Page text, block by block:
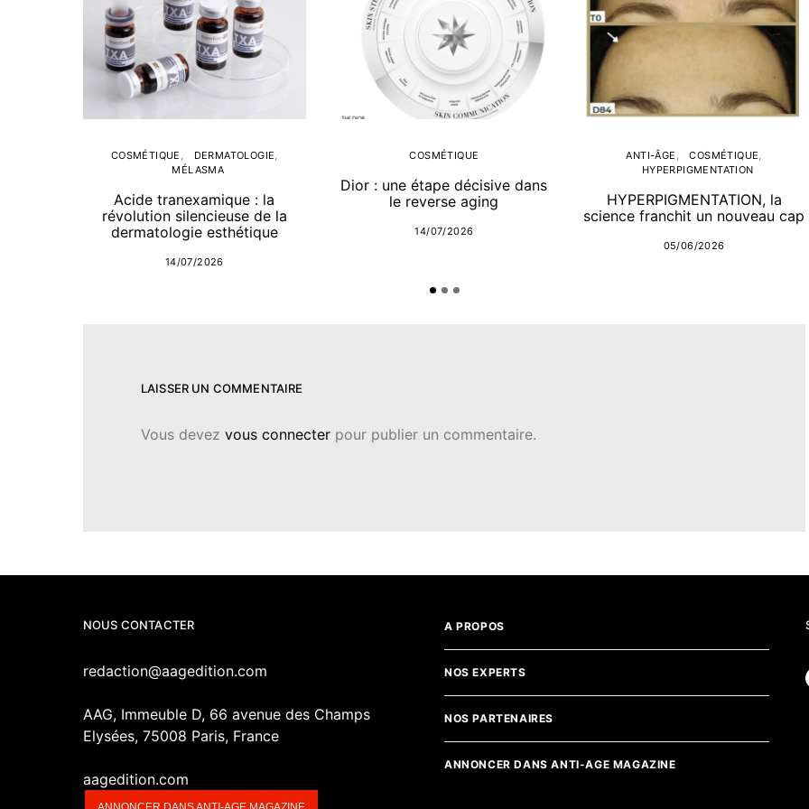
COSMÉTIQUE
DERMATOLOGIE
MÉLASMA
Acide tranexamique : la
révolution silencieuse de la
dermatologie esthétique
14/07/2026
COSMÉTIQUE
Dior : une étape décisive dans
le reverse aging
14/07/2026
ANTI-ÂGE
COSMÉTIQUE
HYPERPIGMENTATION
HYPERPIGMENTATION, la
science franchit un nouveau cap
05/06/2026
LAISSER UN COMMENTAIRE
Vous devez vous connecter pour publier un commentaire.
NOUS CONTACTER
redaction@aagedition.com
AAG, Immeuble D, 66 avenue des Champs
Elysées, 75008 Paris, France
aagedition.com
A PROPOS
NOS EXPERTS
NOS PARTENAIRES
ANNONCER DANS ANTI-AGE MAGAZINE